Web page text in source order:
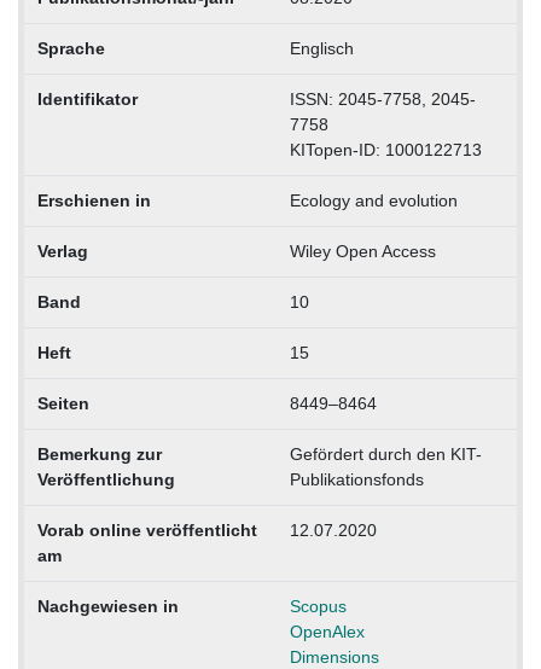
Sprache Englisch
Identifikator
ISSN: 2045-7758, 2045-
7758
KITopen-ID: 1000122713
Erschienen in Ecology and evolution
Verlag Wiley Open Access
Band 10
Heft 15
Seiten 8449–8464
Bemerkung zur
Veröffentlichung
Gefördert durch den KIT-
Publikationsfonds
Vorab online veröffentlicht
am
12.07.2020
Nachgewiesen in
Scopus
OpenAlex
Dimensions